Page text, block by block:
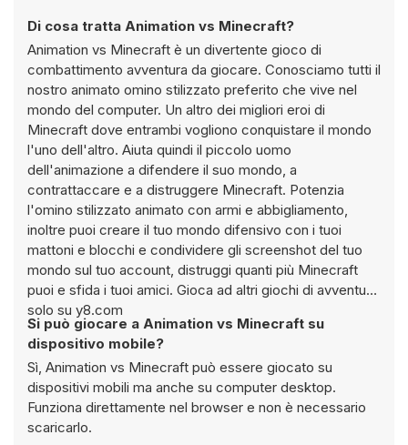
Di cosa tratta Animation vs Minecraft?
Animation vs Minecraft è un divertente gioco di
combattimento avventura da giocare. Conosciamo tutti il
nostro animato omino stilizzato preferito che vive nel
mondo del computer. Un altro dei migliori eroi di
Minecraft dove entrambi vogliono conquistare il mondo
l'uno dell'altro. Aiuta quindi il piccolo uomo
dell'animazione a difendere il suo mondo, a
contrattaccare e a distruggere Minecraft. Potenzia
l'omino stilizzato animato con armi e abbigliamento,
inoltre puoi creare il tuo mondo difensivo con i tuoi
mattoni e blocchi e condividere gli screenshot del tuo
mondo sul tuo account, distruggi quanti più Minecraft
puoi e sfida i tuoi amici. Gioca ad altri giochi di avventura
solo su y8.com
Si può giocare a Animation vs Minecraft su
dispositivo mobile?
Sì, Animation vs Minecraft può essere giocato su
dispositivi mobili ma anche su computer desktop.
Funziona direttamente nel browser e non è necessario
scaricarlo.